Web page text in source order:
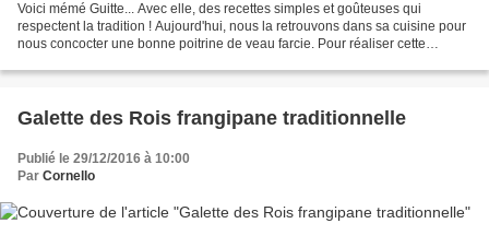
Voici mémé Guitte... Avec elle, des recettes simples et goûteuses qui
respectent la tradition ! Aujourd'hui, nous la retrouvons dans sa cuisine pour
nous concocter une bonne poitrine de veau farcie. Pour réaliser cette
Galette des Rois frangipane traditionnelle
Publié le 29/12/2016 à 10:00
Par Cornello